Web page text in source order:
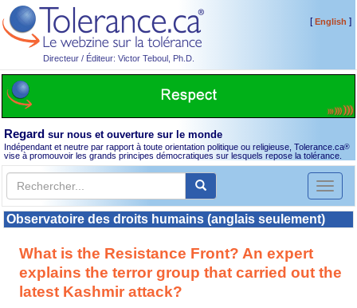
Directeur / Éditeur: Victor Teboul, Ph.D.
[English ]
Regard sur nous et ouverture sur le monde
Indépendant et neutre par rapport à toute orientation politique ou religieuse, Tolerance.ca®
vise à promouvoir les grands principes démocratiques sur lesquels repose la tolérance.
Toggle
Observatoire des droits humains (anglais seulement)
What is the Resistance Front? An expert
explains the terror group that carried out the
latest Kashmir attack?